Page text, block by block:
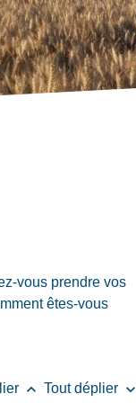
vous prendre vos
êtes-vous
keyboard_arrow_up Tout déplier keyboard_arrow_down